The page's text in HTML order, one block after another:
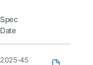
Spec
Date
2025-45